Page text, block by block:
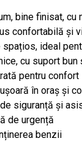
bine finisat,
confortabilă și
spațios, ideal
cu suport
pentru
în oraș și
siguranță și
de urgență
benzii